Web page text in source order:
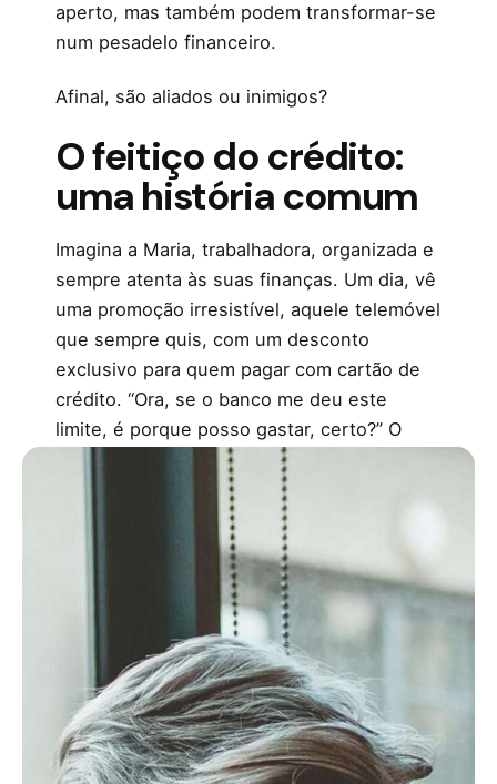
aperto, mas também podem transformar-se
num pesadelo financeiro.
Afinal, são aliados ou inimigos?
O feitiço do crédito:
uma história comum
Imagina a Maria, trabalhadora, organizada e
sempre atenta às suas finanças. Um dia, vê
uma promoção irresistível, aquele telemóvel
que sempre quis, com um desconto
exclusivo para quem pagar com cartão de
crédito. “Ora, se o banco me deu este
limite, é porque posso gastar, certo?” O
problema não foi a compra do telemóvel. O
problema foi o jantar especial no fim-de-
semana, a escapadinha de última hora e
aquelas pequenas compras que, de tão
insignificantes, nem pareciam contar. Até
que chegou a fatura e a Maria percebeu
que, enquanto se divertia a usufruir do
“dinheiro mágico”, os juros estavam à
espera da sua oportunidade para crescer.
O lado bom dos